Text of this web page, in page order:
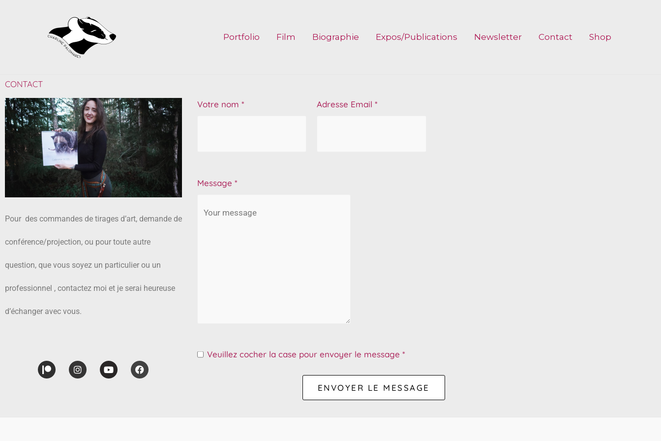
Portfolio Film Biographie Expos/Publications Newsletter Contact Shop
CONTACT
Pour des commandes de tirages d’art, demande de
conférence/projection, ou pour toute autre
question, que vous soyez un particulier ou un
professionnel , contactez moi et je serai heureuse
d’échanger avec vous.
PatreonInstagramYoutubeFacebook
Votre nom * Adresse Email *
Message *
Veuillez cocher la case pour envoyer le message *
ENVOYER LE MESSAGE